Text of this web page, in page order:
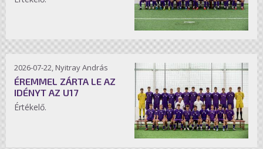
2026-07-22, Nyitray András
ÉREMMEL ZÁRTA LE AZ
IDÉNYT AZ U17
Értékelő.